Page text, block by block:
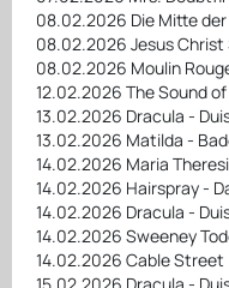
08.02.2026 Die Mitte
08.02.2026 Jesus
08.02.2026 Moulin
12.02.2026 The Sound
13.02.2026 Dracula -
13.02.2026 Matilda -
14.02.2026 Maria
14.02.2026 Hairspray -
14.02.2026 Dracula -
14.02.2026 Sweeney
14.02.2026 Cable
15.02.2026 Dracula -